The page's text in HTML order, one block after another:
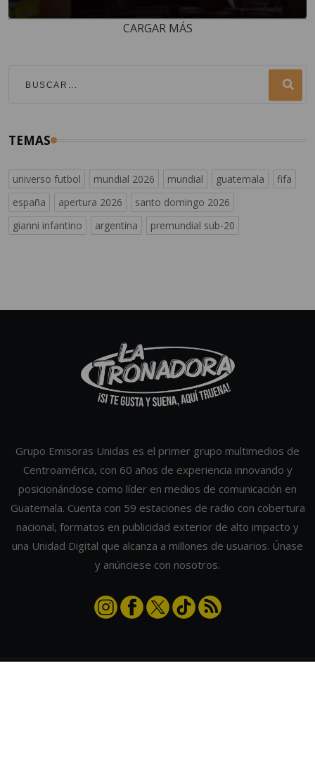
CARGAR MÁS
TEMAS
universo futbol mundial 2026 mundial guatemala
fifa
españa
apertura 2026
santo domingo 2026
gianni infantino
argentina premundial sub-20
Grupo Emisoras Unidas es el primer grupo multimedios de
Centroamérica, con 60 años de experiencia innovando y
posicionándose como líder en medios de comunicación en
Guatemala. Cuenta con 59 estaciones de radio con cobertura
nacional, formatos en publicidad exterior de alto impacto y
una Unidad Digital que alcanza a millones de usuarios. Únase
y anúnciese con nosotros.